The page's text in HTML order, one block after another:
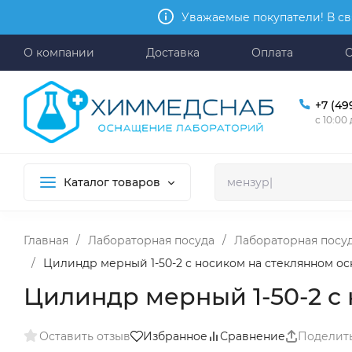
Уважаемые покупатели! В
О компании Доставка Оплата
+7
с
Каталог товаров
Главная / Лабораторная посуда / Лабораторная
/
Цилиндр мерный 1-50-2 с носиком на стеклянном
Цилиндр мерный 1-50-2 с
Оставить отзыв Избранное Сравнение